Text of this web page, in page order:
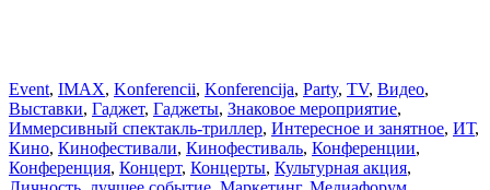
Event, IMAX, Konferencii, Konferencija, Party, TV, Видео,
Выставки, Гаджет, Гаджеты, Знаковое мероприятие,
Иммерсивный спектакль-триллер, Интересное и занятное, ИТ,
Кино, Кинофестивали, Кинофестиваль, Конференции,
Конференция, Концерт, Концерты, Культурная акция,